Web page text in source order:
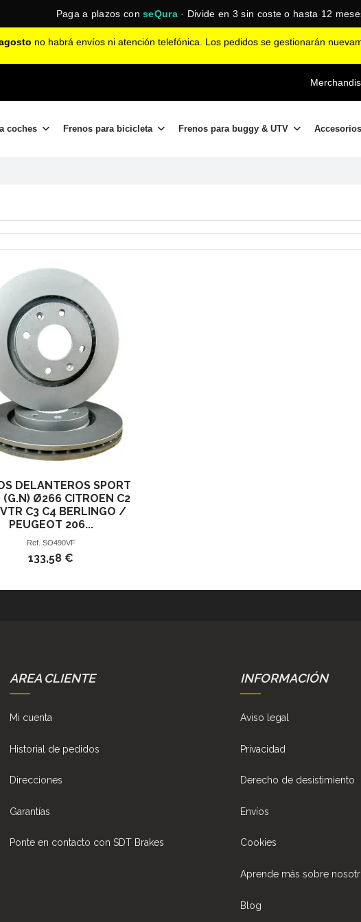
Paga a plazos conseQura· Divide en 3 sin coste o hasta 12
no habrá envíos ni atención telefónica. Los pedidos se gestionarán
coches Frenos para bicicleta Frenos para buggy & UTV
DELANTEROS SPORT
(G.N) Ø266 CITROEN C2
C3 C4 BERLINGO /
PEUGEOT 206...
Ref. SO490VF
133,58 €
AREA CLIENTE
Mi cuenta
Historial de pedidos
Direcciones
Garantías
Ponte en contacto con SDT Brakes
INFORMACIÓN
Aviso legal
Privacidad
Derecho de desistimiento
Envíos
Cookies
Aprende más sobre
Blog